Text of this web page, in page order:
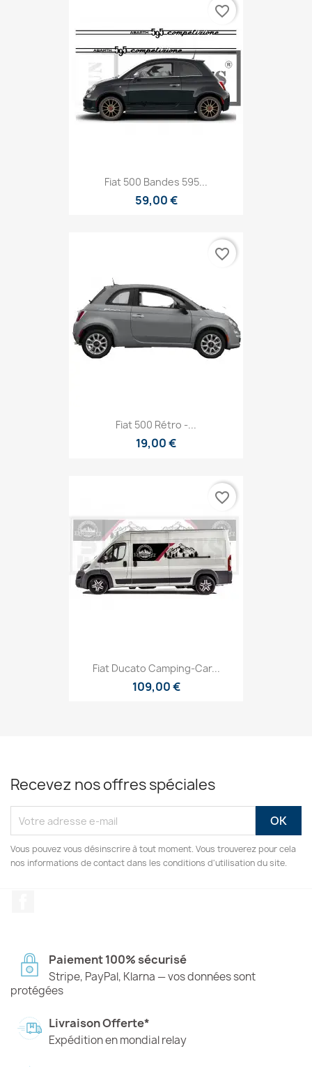
Fiat 500 Bandes 595...
59,00 €
favorite_border
Fiat 500 Rétro -...
19,00 €
favorite_border
Fiat Ducato Camping-Car...
109,00 €
favorite_border
Recevez nos offres spéciales
Vous pouvez vous désinscrire à tout moment. Vous trouverez pour cela
nos informations de contact dans les conditions d'utilisation du site.
Paiement 100% sécurisé
Stripe, PayPal, Klarna — vos données sont
protégées
Livraison Offerte*
Expédition en mondial relay